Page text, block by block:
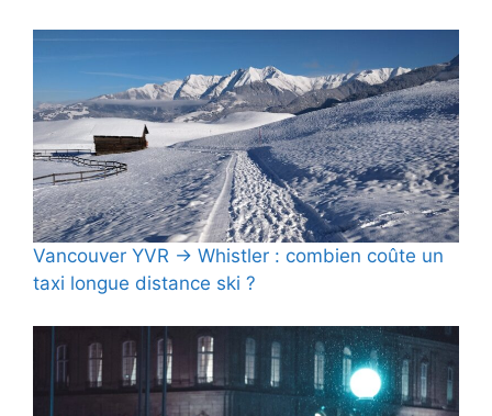
Vancouver YVR → Whistler : combien coûte un
taxi longue distance ski ?